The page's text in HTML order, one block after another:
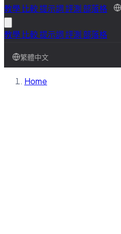
教學 比較提示詞評測部落格
教學 比較提示詞評測部落格
繁體中文
Home